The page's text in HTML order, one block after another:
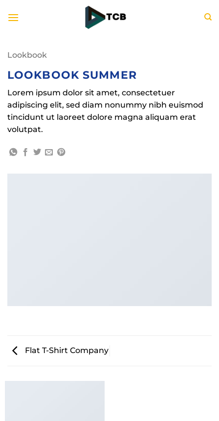
qua
Lookbook
LOOKBOOK SUMMER
Lorem ipsum dolor sit amet, consectetuer
adipiscing elit, sed diam nonummy nibh euismod
tincidunt ut laoreet dolore magna aliquam erat
volutpat.
Flat T-Shirt Company